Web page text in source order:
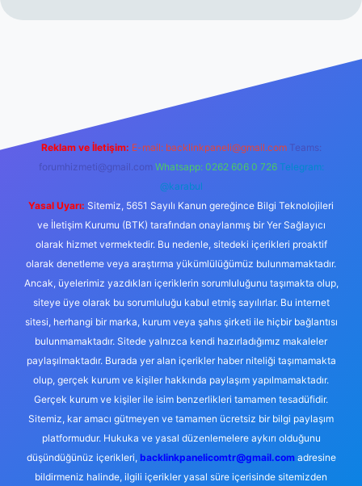
Reklam ve İletişim: E-mail: backlinkpaneli@gmail.com Teams:
forumhizmeti@gmail.com Whatsapp: 0262 606 0 726 Telegram:
@karabul
Yasal Uyarı: Sitemiz, 5651 Sayılı Kanun gereğince Bilgi Teknolojileri
ve İletişim Kurumu (BTK) tarafından onaylanmış bir Yer Sağlayıcı
olarak hizmet vermektedir. Bu nedenle, sitedeki içerikleri proaktif
olarak denetleme veya araştırma yükümlülüğümüz bulunmamaktadır.
Ancak, üyelerimiz yazdıkları içeriklerin sorumluluğunu taşımakta olup,
siteye üye olarak bu sorumluluğu kabul etmiş sayılırlar. Bu internet
sitesi, herhangi bir marka, kurum veya şahıs şirketi ile hiçbir bağlantısı
bulunmamaktadır. Sitede yalnızca kendi hazırladığımız makaleler
paylaşılmaktadır. Burada yer alan içerikler haber niteliği taşımamakta
olup, gerçek kurum ve kişiler hakkında paylaşım yapılmamaktadır.
Gerçek kurum ve kişiler ile isim benzerlikleri tamamen tesadüfidir.
Sitemiz, kar amacı gütmeyen ve tamamen ücretsiz bir bilgi paylaşım
platformudur. Hukuka ve yasal düzenlemelere aykırı olduğunu
düşündüğünüz içerikleri, backlinkpanelicomtr@gmail.comadresine
bildirmeniz halinde, ilgili içerikler yasal süre içerisinde sitemizden